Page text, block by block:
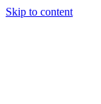
Skip to content